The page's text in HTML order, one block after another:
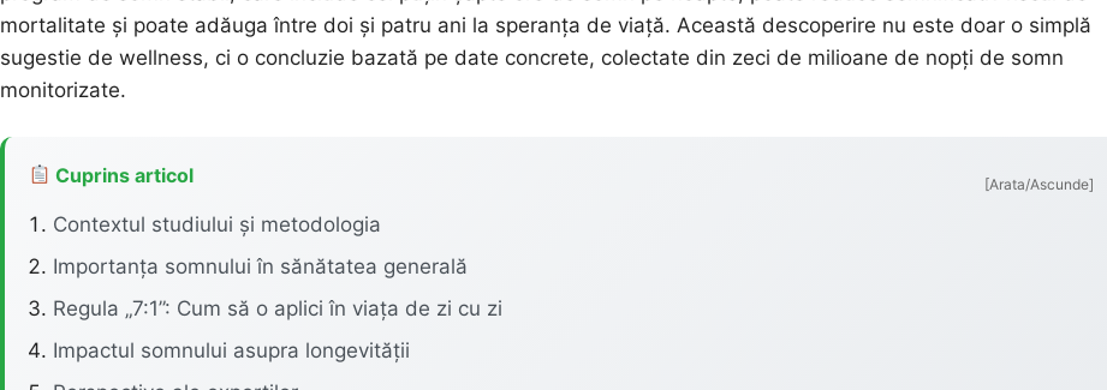
mortalitate și poate adăuga între doi și patru ani la speranța de viață. Această descoperire nu este doar o simplă
sugestie de wellness, ci o concluzie bazată pe date concrete, colectate din zeci de milioane de nopți de somn
monitorizate.
Cuprins articol [Arata/Ascunde]
Contextul studiului și metodologia
Importanța somnului în sănătatea generală
Regula „7:1”: Cum să o aplici în viața de zi cu zi
Impactul somnului asupra longevității